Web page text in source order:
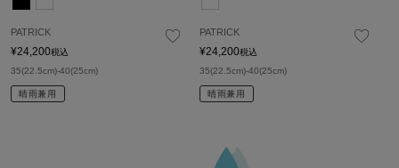
PATRICK
¥24,200税込
35(22.5cm)-40(25cm)
晴雨兼用
PATRICK
¥24,200税込
35(22.5cm)-40(25cm)
晴雨兼用